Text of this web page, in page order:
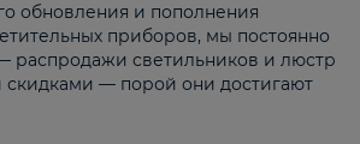
обновления и пополнения
приборов, мы постоянно
распродажи светильников и люстр
скидками — порой они достигают